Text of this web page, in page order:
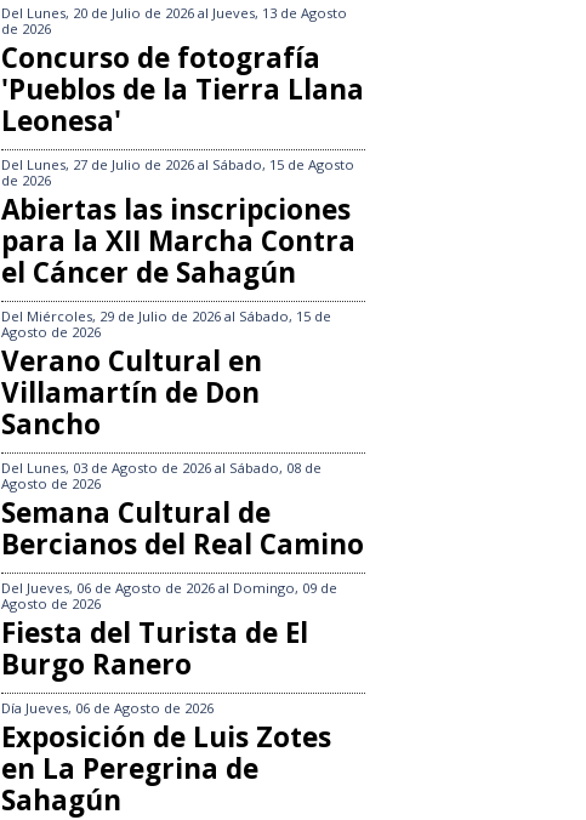
Del Lunes, 20 de Julio de 2026 al Jueves, 13 de Agosto
de 2026
Concurso de fotografía
'Pueblos de la Tierra Llana
Leonesa'
Del Lunes, 27 de Julio de 2026 al Sábado, 15 de Agosto
de 2026
Abiertas las inscripciones
para la XII Marcha Contra
el Cáncer de Sahagún
Del Miércoles, 29 de Julio de 2026 al Sábado, 15 de
Agosto de 2026
Verano Cultural en
Villamartín de Don
Sancho
Del Lunes, 03 de Agosto de 2026 al Sábado, 08 de
Agosto de 2026
Semana Cultural de
Bercianos del Real Camino
Del Jueves, 06 de Agosto de 2026 al Domingo, 09 de
Agosto de 2026
Fiesta del Turista de El
Burgo Ranero
Día Jueves, 06 de Agosto de 2026
Exposición de Luis Zotes
en La Peregrina de
Sahagún